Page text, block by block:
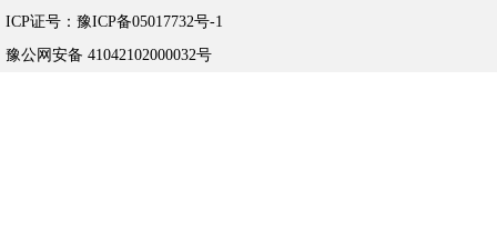
ICP证号：豫ICP备05017732号-1
豫公网安备 41042102000032号